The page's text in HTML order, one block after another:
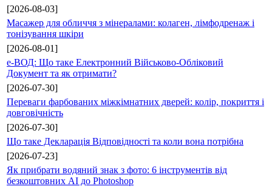
[2026-08-03]
Масажер для обличчя з мінералами: колаген, лімфодренаж і
тонізування шкіри
[2026-08-01]
е-ВОД: Що таке Електронний Військово-Обліковий
Документ та як отримати?
[2026-07-30]
Переваги фарбованих міжкімнатних дверей: колір, покриття і
довговічність
[2026-07-30]
Що таке Декларація Відповідності та коли вона потрібна
[2026-07-23]
Як прибрати водяний знак з фото: 6 інструментів від
безкоштовних AI до Photoshop